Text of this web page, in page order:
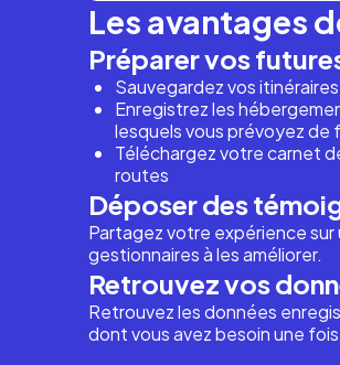
Les avantages
Préparer vos
Sauvegardez vos
Enregistrez les
lesquels vous prévoyez de
Téléchargez votre carnet
routes
Déposer des
Partagez votre expérience
gestionnaires à les améliorer.
Retrouvez vos
Retrouvez les données
dont vous avez besoin une